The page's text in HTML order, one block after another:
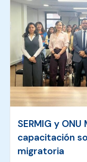
SERMIG y
capacitación
migratoria